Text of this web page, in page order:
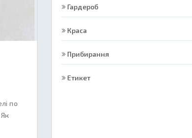
по
Гардероб
Краса
Прибирання
Етикет